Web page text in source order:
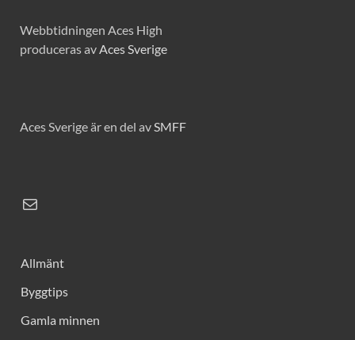
Webbtidningen Aces High
produceras avAces Sverige
Aces Sverige är en del avSMFF
Allmänt
Byggtips
Gamla minnen